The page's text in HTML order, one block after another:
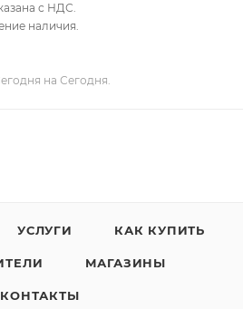
с НДС.
наличия.
на Сегодня.
УСЛУГИ КАК КУПИТЬ
МАГАЗИНЫ
КОНТАКТЫ